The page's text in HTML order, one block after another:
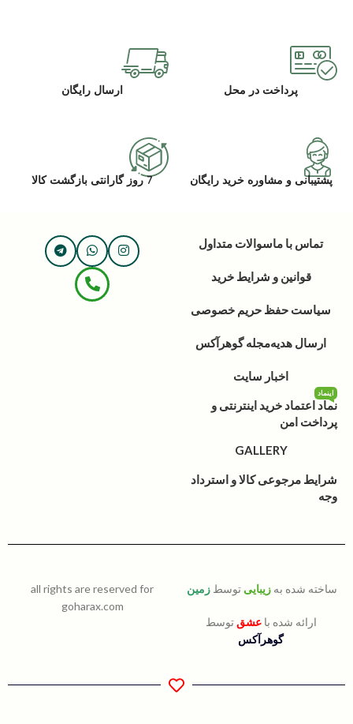
پرداخت در محل ارسال رایگان
پشتیبانی و مشاوره خرید رایگان 7 روز گارانتی بازگشت کالا
تماس با ماسوالات متداول
قوانین و شرایط خرید
سیاست حفظ حریم خصوصی
ارسال هدیهمجله گوهرآکس
اخبار سایت
نماد اعتماد خرید اینترنتی و
پرداخت امن
اینماد
GALLERY
شرایط مرجوعی کالا و استرداد
وجه
ساخته شده به زیبایی توسط زمین
ارائه شده باعشق توسط
گوهرآکس
all rights are reserved for
goharax.com